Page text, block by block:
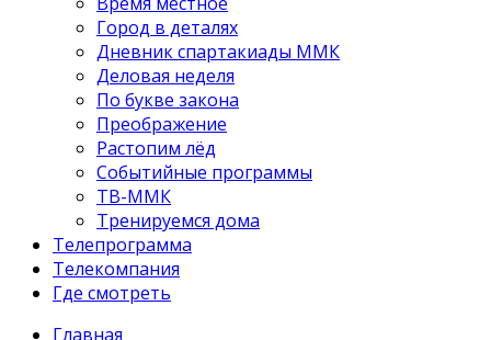
Город в деталях
Дневник спартакиады ММК
Деловая неделя
По букве закона
Преображение
Растопим лёд
Событийные программы
ТВ-ММК
Тренируемся дома
Телепрограмма
Телекомпания
Где смотреть
Главная